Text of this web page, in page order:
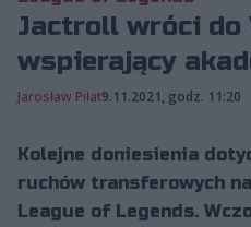
Jactroll wróci
wspierający
Jarosław Piłat9.11.2021, godz. 11:20
Kolejne doniesienia
ruchów transferowych
League of Legends.